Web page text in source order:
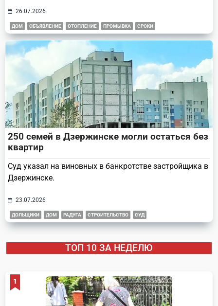
26.07.2026
ДОМ ОБЪЯВЛЕНИЕ ОТОПЛЕНИЕ ПРОМЫВКА СРОКИ
250 семей в Дзержинске могли остаться без
квартир
Суд указал на виновных в банкротстве застройщика в
Дзержинске.
23.07.2026
ДОЛЬЩИКИ ДОМ РАДУГА СТРОИТЕЛЬСТВО СУД
ТОП 10 ЗА НЕДЕЛЮ